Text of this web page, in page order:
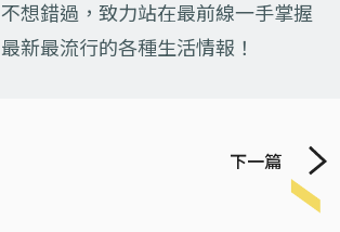
不想錯過，致力站在最前線一手掌握
最新最流行的各種生活情報！
下一篇